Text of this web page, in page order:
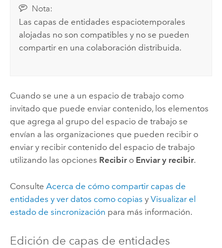
Nota:
Las capas de entidades espaciotemporales
alojadas no son compatibles y no se pueden
compartir en una colaboración distribuida.
Cuando se une a un espacio de trabajo como
invitado que puede enviar contenido, los elementos
que agrega al grupo del espacio de trabajo se
envían a las organizaciones que pueden recibir o
enviar y recibir contenido del espacio de trabajo
utilizando las opciones Recibiro Enviar y recibir.
Consulte Acerca de cómo compartir capas de
entidades y ver datos como copias y Visualizar el
estado de sincronización para más información.
Edición de capas de entidades